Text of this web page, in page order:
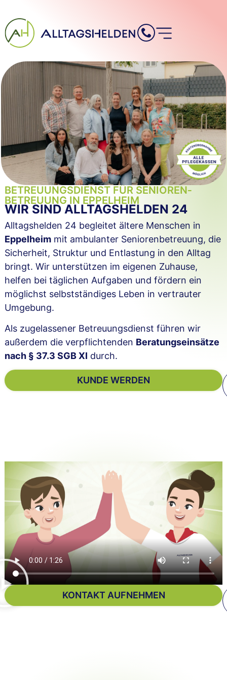
BETREUUNGSDIENST FÜR SENIOREN­
BETREUUNG IN EPPELHEIM
WIR SIND ALLTAGSHELDEN 24
Alltagshelden 24 begleitet ältere Menschen in
Eppelheimmit ambulanter Seniorenbetreuung, die
Sicherheit, Struktur und Entlastung in den Alltag
bringt. Wir unterstützen im eigenen Zuhause,
helfen bei täglichen Aufgaben und fördern ein
möglichst selbstständiges Leben in vertrauter
Umgebung.
Als zugelassener Betreuungsdienst führen wir
außerdem die verpflichtenden Beratungseinsätze
nach § 37.3 SGB XI durch.
KUNDE WERDEN
KONTAKT AUFNEHMEN